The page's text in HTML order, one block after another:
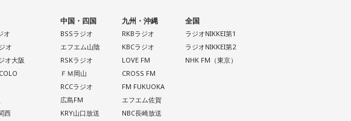
オ
オ
オ大阪
西
中国・四国
BSSラジオ
エフエム山陰
RSKラジオ
ＦＭ岡山
RCCラジオ
広島FM
KRY山口放送
九州・沖縄
RKBラジオ
KBCラジオ
LOVE FM
CROSS FM
FM FUKUOKA
エフエム佐賀
NBC長崎放送
全国
ラジオNIKKEI第1
ラジオNIKKEI第2
NHK FM（東京）